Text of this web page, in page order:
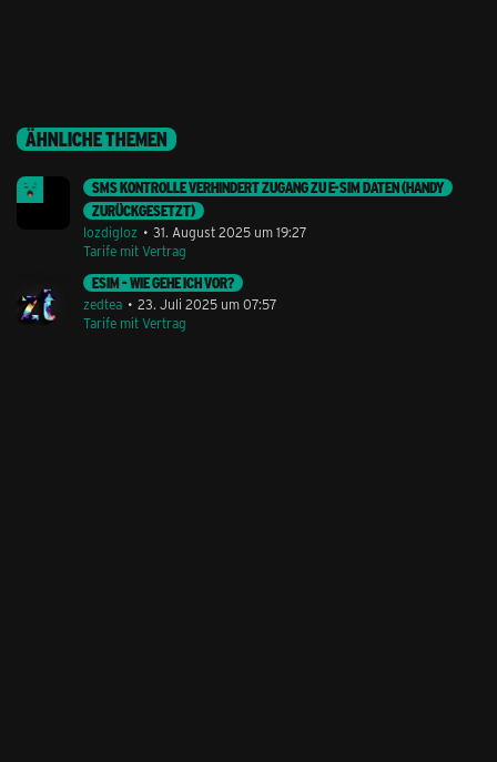
ÄHNLICHE THEMEN
SMS KONTROLLE VERHINDERT ZUGANG ZU E-SIM DATEN (HANDY
ZURÜCKGESETZT)
lozdigloz
31. August 2025 um 19:27
Tarife mit Vertrag
ESIM - WIE GEHE ICH VOR?
zedtea
23. Juli 2025 um 07:57
Tarife mit Vertrag